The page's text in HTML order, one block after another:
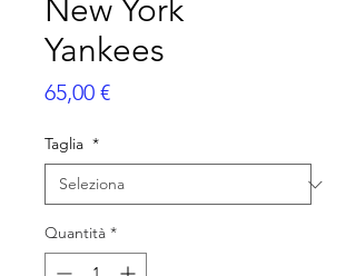
New York
Yankees
65,00 €Prezzo
Taglia *
Quantità *